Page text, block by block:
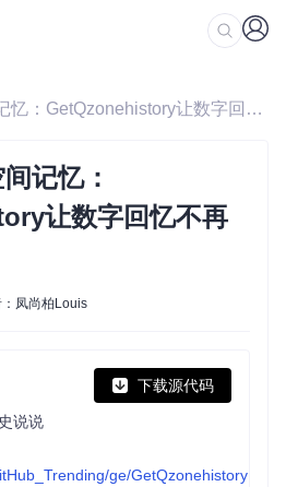
/ 永久保存QQ空间记忆：GetQzonehistory让数字回忆不再消逝
记忆：
让数字回忆不再
凤尚柏Louis
下载源代码
说说
ge/GetQzonehistory